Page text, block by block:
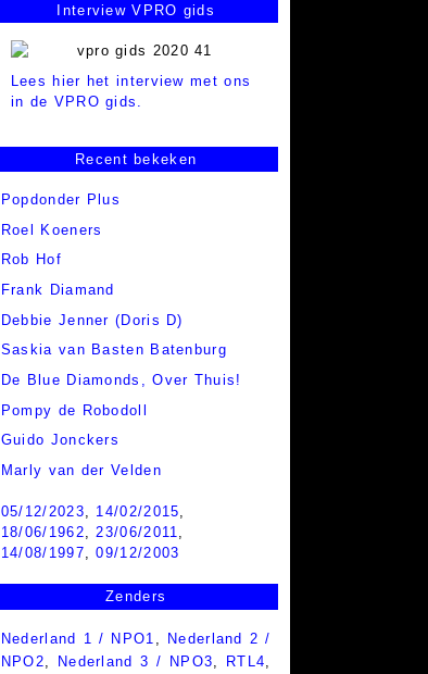
Interview VPRO gids
Lees hier het interview met ons
in de VPRO gids.
Recent bekeken
Popdonder Plus
Roel Koeners
Rob Hof
Frank Diamand
Debbie Jenner (Doris D)
Saskia van Basten Batenburg
De Blue Diamonds, Over Thuis!
Pompy de Robodoll
Guido Jonckers
Marly van der Velden
05/12/2023, 14/02/2015,
18/06/1962,23/06/2011,
14/08/1997,09/12/2003
Zenders
Nederland 1 / NPO1
Nederland 2 /
NPO2
Nederland 3 / NPO3 RTL4